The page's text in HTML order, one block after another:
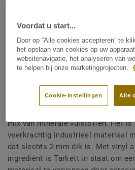
De iQ-vloer is een homogene
mix van minerale vulstoffen. Het is
veerkrachtig industrieel materiaal
dat slechts 2 mm dik is. Met vinyl
ingrediënt is Tarkett in staat om
Voordat u start...
Door op “Alle cookies accepteren” te
het opslaan van cookies op uw
websitenavigatie, het analyseren van
te helpen bij onze marketingprojecten.
Alle
Cookie-instellingen